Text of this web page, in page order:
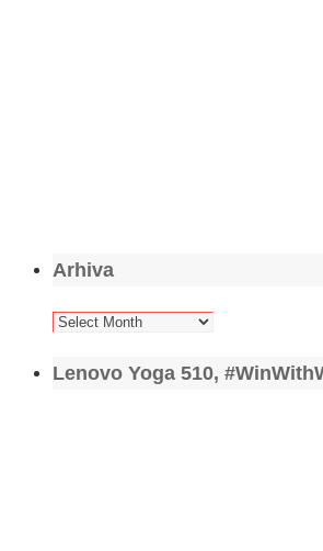
Arhiva
Arhiva
Lenovo Yoga 510,